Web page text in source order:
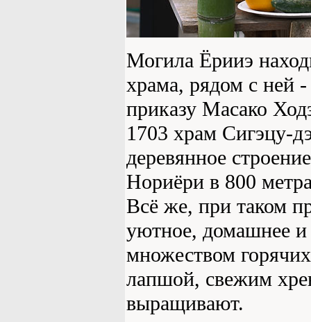
Могила Ёрииэ
храма, рядом с ней
приказу Масако
1703 храм Сигэцу-
деревянное
Нориёри в 800
Всё же, при таком
уютное, домашнее и
множеством
лапшой, свежим
выращивают.